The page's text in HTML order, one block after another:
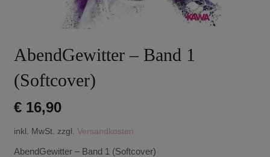
AbendGewitter – Band 1
(Softcover)
€16,90
inkl. MwSt. zzgl. Versandkosten
AbendGewitter – Band 1 (Softcover)